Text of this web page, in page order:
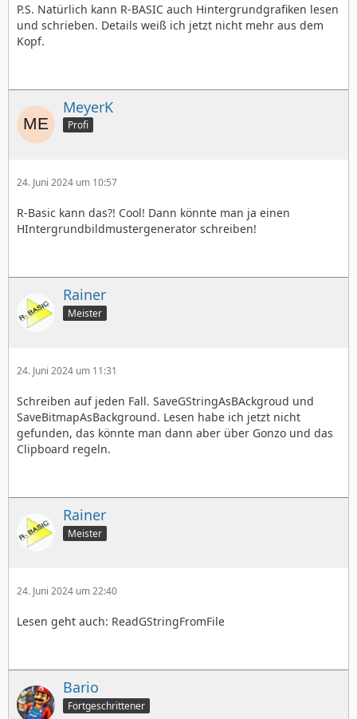
P.S. Natürlich kann R-BASIC auch Hintergrundgrafiken lesen
und schrieben. Details weiß ich jetzt nicht mehr aus dem
Kopf.
MeyerK
Profi
24. Juni 2024 um 10:57
R-Basic kann das?! Cool! Dann könnte man ja einen
HIntergrundbildmustergenerator schreiben!
Rainer
Meister
24. Juni 2024 um 11:31
Schreiben auf jeden Fall. SaveGStringAsBAckgroud und
SaveBitmapAsBackground. Lesen habe ich jetzt nicht
gefunden, das könnte man dann aber über Gonzo und das
Clipboard regeln.
Rainer
Meister
24. Juni 2024 um 22:40
Lesen geht auch: ReadGStringFromFile
Bario
Fortgeschrittener